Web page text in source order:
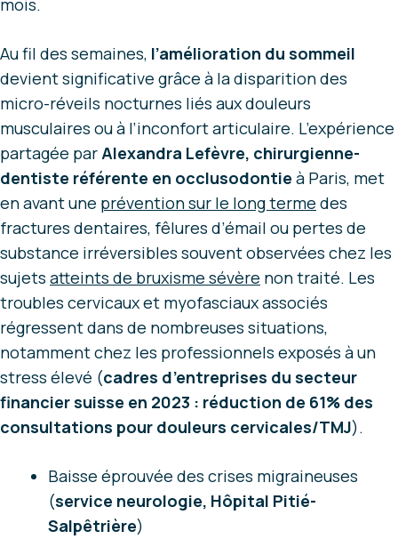
mois.
Au fil des semaines, l’amélioration du sommeil
devient significative grâce à la disparition des
micro-réveils nocturnes liés aux douleurs
musculaires ou à l’inconfort articulaire. L’expérience
partagée parAlexandra Lefèvre, chirurgienne-
dentiste référente en occlusodontie à Paris, met
en avant une prévention sur le long terme des
fractures dentaires, fêlures d’émail ou pertes de
substance irréversibles souvent observées chez les
sujets atteints de bruxisme sévère non traité. Les
troubles cervicaux et myofasciaux associés
régressent dans de nombreuses situations,
notamment chez les professionnels exposés à un
stress élevé (cadres d’entreprises du secteur
financier suisse en 2023 : réduction de 61% des
consultations pour douleurs cervicales/TMJ).
Baisse éprouvée des crises migraineuses
(service neurologie, Hôpital Pitié-
Salpêtrière)